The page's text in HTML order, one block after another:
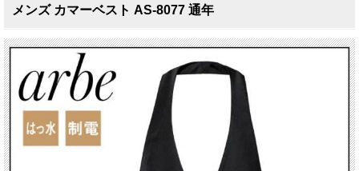
メンズ カマーベスト AS-8077 通年